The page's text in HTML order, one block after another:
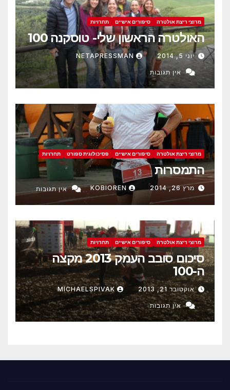
מרוצי ריצת אולטרה סיפורים אישיים תחרויות
האולטרה הראשון שלי- טוסקנה 100
יוני 5, 2014 NETAPRESSMAN
אין תגובות
מרוצי ריצת אולטרה סיפורים אישיים פסיכולוגית ספורט תחרויות
התמסרות
מרץ 26, 2014 KOBIOREN אין תגובות
מרוצי ריצת אולטרה סיפורים אישיים תחרויות
סיכום סובב העמק 2013 מקצה
ה-100
אוקטובר 21, 2013 MICHAELSPIVAK
אין תגובות